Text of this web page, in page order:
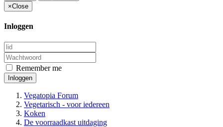
×Close
Inloggen
Remember me
Inloggen
Vegatopia Forum
Vegetarisch - voor iedereen
Koken
De voorraadkast uitdaging